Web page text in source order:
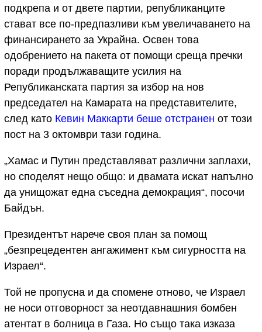
подкрепа и от двете партии, републиканците
стават все по-предпазливи към увеличаването на
финансирането за Украйна. Освен това
одобрението на пакета от помощи среща пречки
поради продължаващите усилия на
Републиканската партия за избор на нов
председател на Камарата на представителите,
след като Кевин Маккарти беше отстранен от този
пост на 3 октомври тази година.
„Хамас и Путин представляват различни заплахи,
но споделят нещо общо: и двамата искат напълно
да унищожат една съседна демокрация“, посочи
Байдън.
Президентът нарече своя план за помощ
„безпрецедентен ангажимент към сигурността на
Израел“.
Той не пропусна и да спомене отново, че Израел
не носи отговорност за неотдавнашния бомбен
атентат в болница в Газа. Но също така изказа